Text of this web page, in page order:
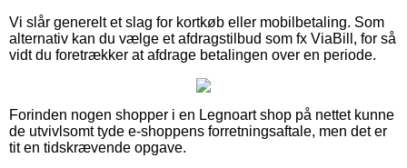
Vi slår generelt et slag for kortkøb eller mobilbetaling. Som
alternativ kan du vælge et afdragstilbud som fx ViaBill, for så
vidt du foretrækker at afdrage betalingen over en periode.
Forinden nogen shopper i en Legnoart shop på nettet kunne
de utvivlsomt tyde e-shoppens forretningsaftale, men det er
tit en tidskrævende opgave.